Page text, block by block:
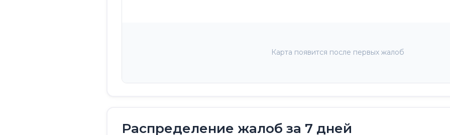
Карта появится после первых жалоб
Распределение жалоб за 7 дней